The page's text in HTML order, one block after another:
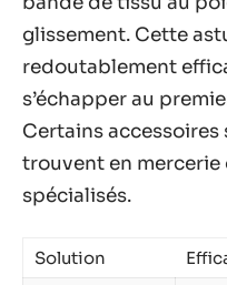
glissement. Cette
redoutablement
s’échapper au
Certains
trouvent en mercerie
spécialisés.
Solution